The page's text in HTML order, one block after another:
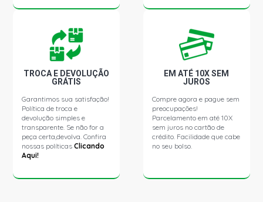
TROCA E DEVOLUÇÃO
GRÁTIS
Garantimos sua satisfação!
Política de troca e
devolução simples e
transparente. Se não for a
peça certa,devolva. Confira
nossas políticasClicando
Aqui!
EM ATÉ 10X SEM
JUROS
Compre agora e pague sem
preocupações!
Parcelamento em até 10X
sem juros no cartão de
crédito. Facilidade que cabe
no seu bolso.